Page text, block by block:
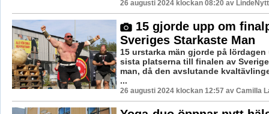
26 augusti 2024 klockan 08:20 av
15 gjorde upp om
Sveriges Starkaste Man
15 urstarka män gjorde på lördagen
sista platserna till finalen av
man, då den avslutande
...
26 augusti 2024 klockan 12:57 av Camilla